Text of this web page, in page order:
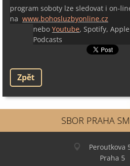
program soboty lze sledovat i on-
na www.bohosluzbyonline.cz
neboYoutube, Spotify,
Podcasts
Zpět
SBOR PRAHA
Peroutkova
Praha 5